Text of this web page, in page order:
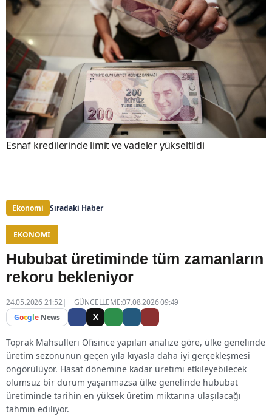
Esnaf kredilerinde limit ve vadeler yükseltildi
Ekonomi Sıradaki Haber
EKONOMI
Hububat üretiminde tüm zamanların
rekoru bekleniyor
24.05.2026 21:52
GÜNCELLEME:07.08.2026 09:49
Google News X
Toprak Mahsulleri Ofisince yapılan analize göre, ülke genelinde
üretim sezonunun geçen yıla kıyasla daha iyi gerçekleşmesi
öngörülüyor. Hasat dönemine kadar üretimi etkileyebilecek
olumsuz bir durum yaşanmazsa ülke genelinde hububat
üretiminde tarihin en yüksek üretim miktarına ulaşılacağı
tahmin ediliyor.